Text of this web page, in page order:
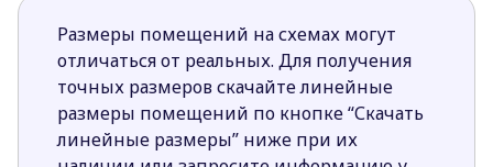
обеспечивает прекрасный уровень освещения
интерьера и создает ощущение единения с
окружающей средой.
Слева от прихожей расположились гараж и
небольшая ночная зона с уютной спальней и
ванной комнатой возле нее.
Размеры помещений на схемах могут
отличаться от реальных. Для получения
точных размеров скачайте линейные
размеры помещений по кнопке “Скачать
линейные размеры” ниже при их